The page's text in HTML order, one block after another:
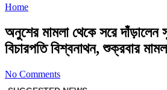
Home
অনুশের মামলা থেকে সরে দাঁড়ালেন
বিচারপতি বিশ্বনাথন, শুক্রবার
No Comments